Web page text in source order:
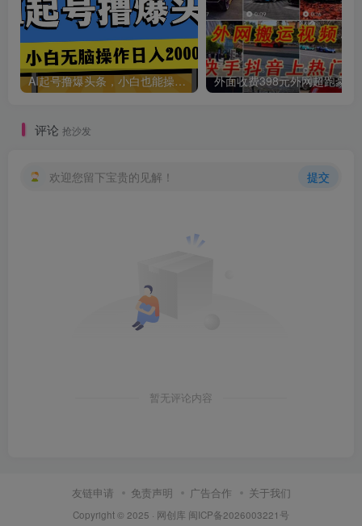
AI起号撸爆头条，小白也能操作，日入2000+
评论 抢沙发
欢迎您留下宝贵的见解！ 提交
暂无评论内容
友链申请 免责声明 广告合作 关于我们
Copyright © 2025 · 网创库 闽ICP备2026003221号